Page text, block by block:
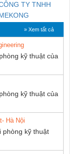
TY TNHH
» Xem tất cả
kỹ thuật của
kỹ thuật của
Hà Nội
phòng kỹ thuật